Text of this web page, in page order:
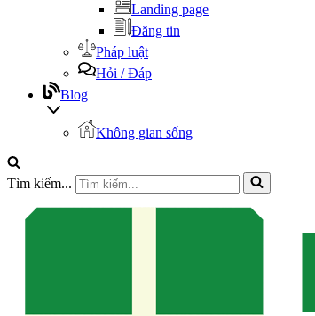
Landing page
Đăng tin
Pháp luật
Hỏi / Đáp
Blog
Không gian sống
Tìm kiếm...